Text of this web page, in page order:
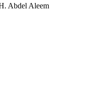
Abdel Aleem